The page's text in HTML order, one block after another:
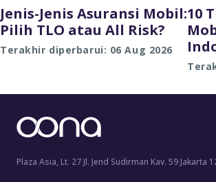
Jenis-Jenis Asuransi Mobil:
Pilih TLO atau All Risk?
Terakhir diperbarui: 06 Aug 2026
10
Plaza Asia, Lt. 27 Jl. Jend Sudirman Kav. 59 Jakarta